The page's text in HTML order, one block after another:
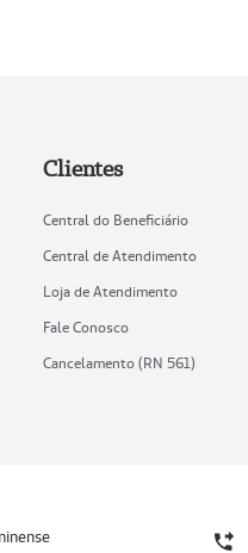
Clientes
Central do Beneficiário
Central de Atendimento
Loja de Atendimento
Fale Conosco
Cancelamento (RN 561)